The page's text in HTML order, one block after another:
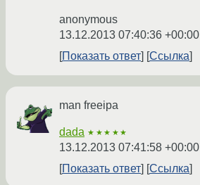
anonymous
13.12.2013 07:40:36 +00:00
Показать ответ
Ссылка
man freeipa
dada ★★★★★
13.12.2013 07:41:58 +00:00
Показать ответ
Ссылка